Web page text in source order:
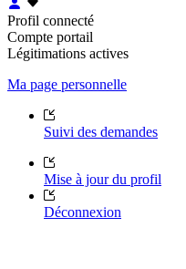
Profil connecté
Compte portail
Légitimations actives
Ma page personnelle
Suivi des demandes
Mise à jour du profil
Déconnexion